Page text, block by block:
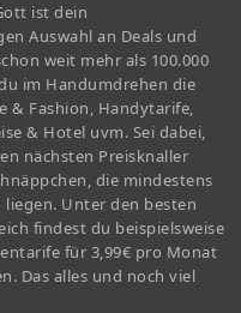
ist dein
Auswahl an Deals und
weit mehr als 100.000
im Handumdrehen die
& Fashion, Handytarife,
& Hotel uvm. Sei dabei,
nächsten Preisknaller
die mindestens
liegen. Unter den besten
findest du beispielsweise
für 3,99€ pro Monat
Das alles und noch viel